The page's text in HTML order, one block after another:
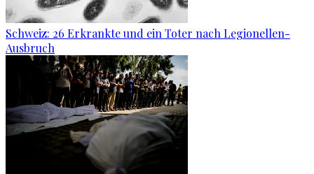
Schweiz: 26 Erkrankte und ein Toter nach Legionellen-
Ausbruch